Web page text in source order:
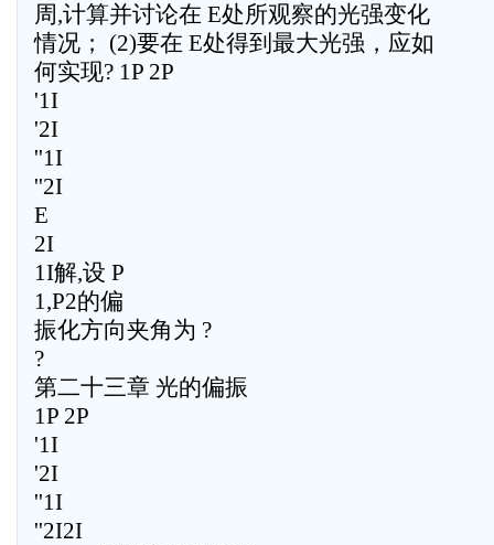
周,计算并讨论在 E处所观察的光强变化
情况； (2)要在 E处得到最大光强，应如
何实现? 1P 2P
'1I
'2I
''1I
''2I
E
2I
1I解,设 P
1,P2的偏
振化方向夹角为 ?
?
第二十三章 光的偏振
1P 2P
'1I
'2I
''1I
''2I2I